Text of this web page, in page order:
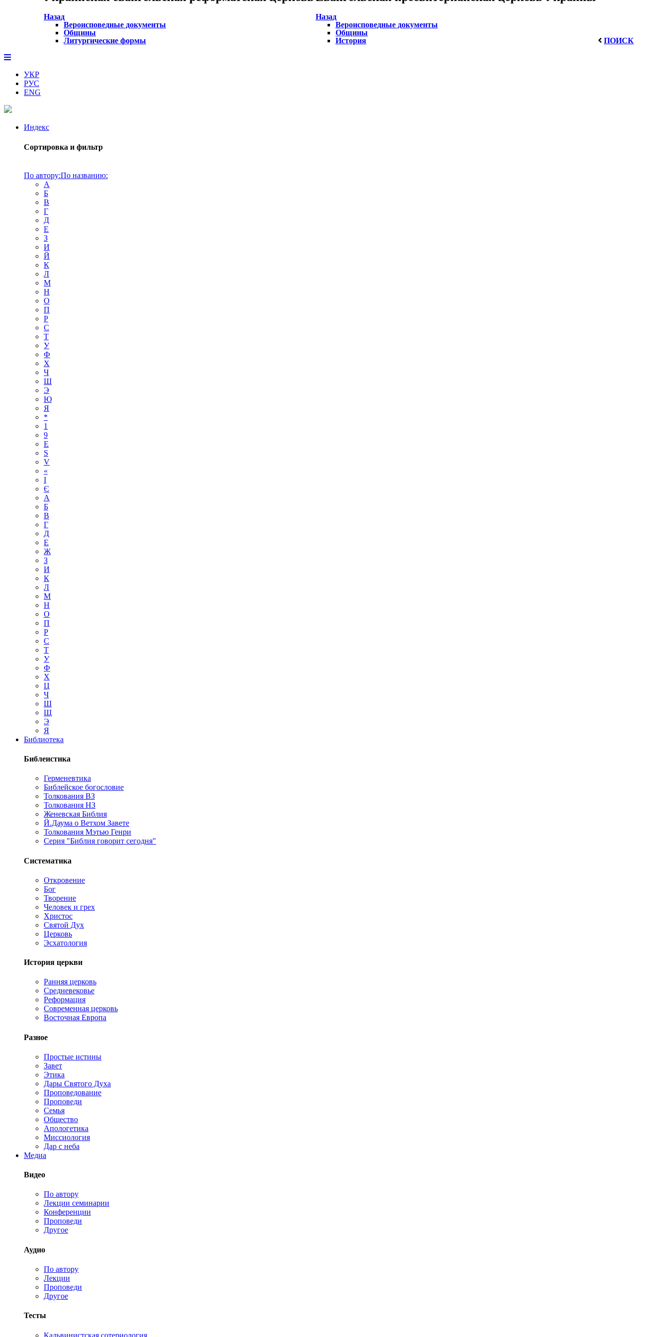
Назад
Вероисповедные документы
Общины
Литургические формы
Назад
Вероисповедные документы
Общины
История
ПОИСК
УКР
РУС
ENG
Индекс
Сортировка и фильтр
По автору:По названию:
А
Б
В
Г
Д
Е
З
И
Й
К
Л
М
Н
О
П
Р
С
Т
У
Ф
Х
Ч
Ш
Э
Ю
Я
*
1
9
E
S
V
«
І
Є
А
Б
В
Г
Д
Е
Ж
З
И
К
Л
М
Н
О
П
Р
С
Т
У
Ф
Х
Ц
Ч
Ш
Щ
Э
Я
Библиотека
Библеистика
Герменевтика
Библейское богословие
Толкования ВЗ
Толкования НЗ
Женевская Библия
Й.Даума о Ветхом Завете
Толкования Мэтью Генри
Серия "Библия говорит сегодня"
Систематика
Откровение
Бог
Творение
Человек и грех
Христос
Святой Дух
Церковь
Эсхатология
История церкви
Ранняя церковь
Средневековье
Реформация
Современная церковь
Восточная Европа
Разное
Простые истины
Завет
Этика
Дары Святого Духа
Проповедование
Проповеди
Семья
Общество
Апологетика
Миссиология
Дар с неба
Медиа
Видео
По автору
Лекции семинарии
Конференции
Проповеди
Другое
Аудио
По автору
Лекции
Проповеди
Другое
Тесты
Кальвинистская сотериология